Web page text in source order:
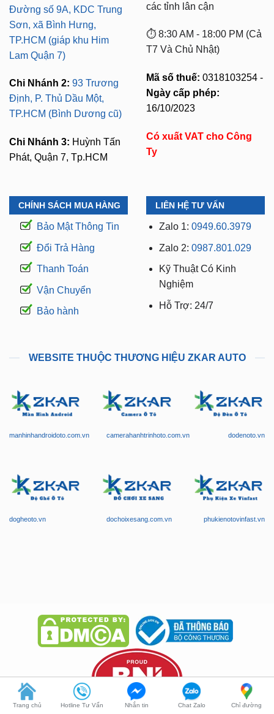
Đường số 9A, KDC Trung
Sơn, xã Bình Hưng,
TP.HCM (giáp khu Him
Lam Quận 7)
Chi Nhánh 2: 93 Trương
Định, P. Thủ Dầu Một,
TP.HCM (Bình Dương cũ)
Chi Nhánh 3: Huỳnh Tấn
Phát, Quận 7, Tp.HCM
các tỉnh lân cận
⏱️ 8:30 AM - 18:00 PM (Cả
T7 Và Chủ Nhật)
Mã số thuế: 0318103254 -
Ngày cấp phép:
16/10/2023
Có xuất VAT cho Công
Ty
CHÍNH SÁCH MUA HÀNG
Bảo Mật Thông Tin
Đổi Trả Hàng
Thanh Toán
Vận Chuyển
Bảo hành
LIÊN HỆ TƯ VẤN
Zalo 1: 0949.60.3979
Zalo 2: 0987.801.029
Kỹ Thuật Có Kinh
Nghiệm
Hỗ Trợ: 24/7
WEBSITE THUỘC THƯƠNG HIỆU ZKAR AUTO
manhinhandroidoto.com.vn camerahanhtrinhoto.com.vn dodenoto.vn
dogheoto.vn dochoixesang.com.vn phukienotovinfast.vn
Trang chủ Hotline Tư Vấn Nhắn tin Chat Zalo Chỉ đường